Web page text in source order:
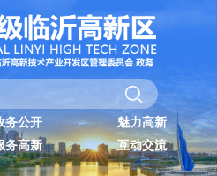
务公开
魅力高新
务高新
互动交流